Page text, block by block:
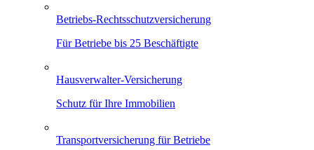
Betriebs-Rechtsschutzversicherung
Für Betriebe bis 25 Beschäftigte
Hausverwalter-Versicherung
Schutz für Ihre Immobilien
Transportversicherung für Betriebe